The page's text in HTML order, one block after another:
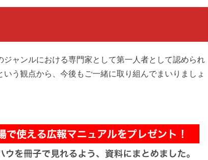
ジャンルにおける専門家として第一人者として認められ
いう観点から、今後もご一緒に取り組んでまいりましょ